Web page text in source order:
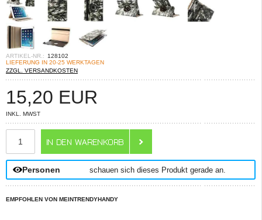
ARTIKEL-NR.:
128102
LIEFERUNG IN 20-25 WERKTAGEN
ZZGL. VERSANDKOSTEN
15,20 EUR
INKL. MWST
Personen schauen sich dieses Produkt gerade an.
EMPFOHLEN VON MEINTRENDYHANDY